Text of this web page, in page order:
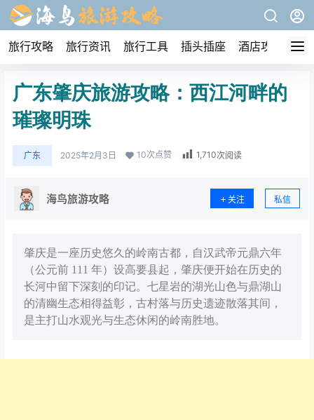
旅行攻略 旅行资讯 旅行工具 插头插座 酒店攻略
广东肇庆旅游攻略：西江河畔的
璀璨明珠
广东 2025年2月3日 10次点赞 1,710次阅读
海鸟旅游攻略 关注 私信
肇庆是一座历史悠久的岭南古都，自汉武帝元鼎六年
（公元前 111 年）设高要县起，肇庆便开始在历史的
长河中留下深刻的印记。七星岩的湖光山色与鼎湖山
的清幽生态相得益彰，古村落与历史遗迹散落其间，
是主打山水观光与生态休闲的岭南胜地。